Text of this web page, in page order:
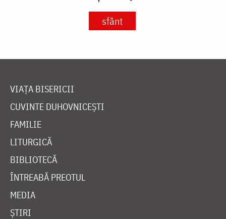
sfânt
VIAȚA BISERICII
CUVINTE DUHOVNICEȘTI
FAMILIE
LITURGICĂ
BIBLIOTECĂ
ÎNTREABĂ PREOTUL
MEDIA
ȘTIRI